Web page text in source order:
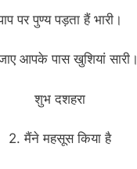
पर पुण्य पड़ता हैं भारी।
आपके पास खुशियां सारी।
शुभ दशहरा
2. मैंने महसूस किया है